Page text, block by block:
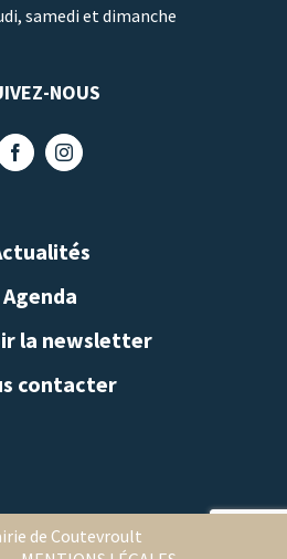
samedi et dimanche
NOUS
Agenda
la newsletter
contacter
de Coutevroult